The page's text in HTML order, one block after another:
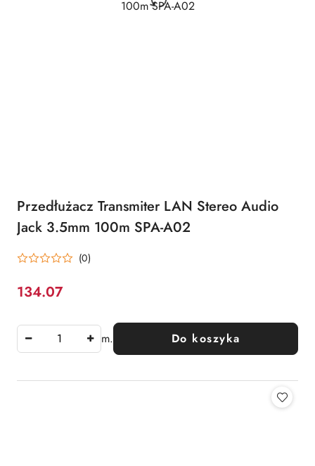
Przedłużacz Transmiter LAN Stereo Audio
Jack 3.5mm 100m SPA-A02
(0)
Cena:
134.07
m. Do koszyka